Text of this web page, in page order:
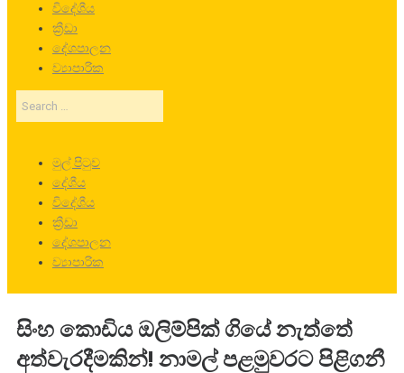
විදේශීය
ක්‍රීඩා
දේශපාලන
ව්‍යාපාරික
Search
…
මුල් පිටුව
දේශීය
විදේශීය
ක්‍රීඩා
දේශපාලන
ව්‍යාපාරික
සිංහ කොඩිය ඔලිම්පික් ගියේ නැත්තේ
අත්වැරදීමකින්! නාමල් පළමුවරට පිළිගනී